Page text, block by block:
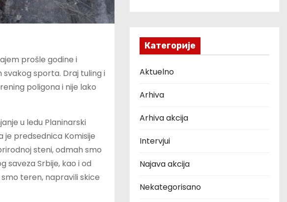
prošle godine i
svakog sporta. Draj tuling i
poligona i nije lako
u ledu Planinarski
je predsednica Komisije
steni, odmah smo
saveza Srbije, kao i od
teren, napravili skice
Категорије
Aktuelno
Arhiva
Arhiva akcija
Intervjui
Najava akcija
Nekategorisano